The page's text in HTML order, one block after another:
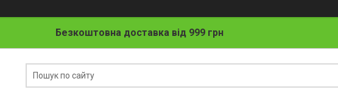
Безкоштовна доставка від 999 грн